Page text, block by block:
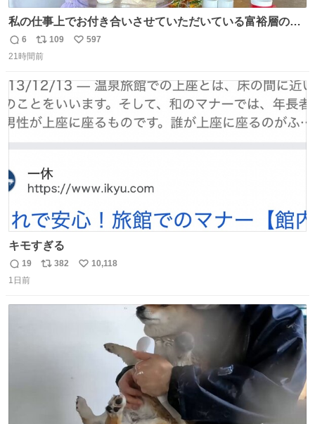
私の仕事上でお付き合いさせていただいている富裕層の社
長さん達は、こんな事しない。 こんな自慢は一切しない
し、なんなら表に出てこない。 自分に自信がない半端モン
#merchu
返
信
6
リ
ポ
ト
数
109
い
数
597
21時間前
キモすぎる
返
信
19
リ
382
い
10,118
1日前